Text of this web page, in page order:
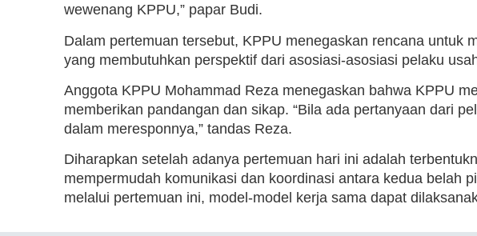
wewenang KPPU,” papar Budi.
Dalam pertemuan tersebut, KPPU menegaskan rencana untuk
yang membutuhkan perspektif dari asosiasi-asosiasi pelaku
Anggota KPPU Mohammad Reza menegaskan bahwa KPPU
memberikan pandangan dan sikap. “Bila ada pertanyaan dari
dalam meresponnya,” tandas Reza.
Diharapkan setelah adanya pertemuan hari ini adalah
mempermudah komunikasi dan koordinasi antara kedua belah
melalui pertemuan ini, model-model kerja sama dapat